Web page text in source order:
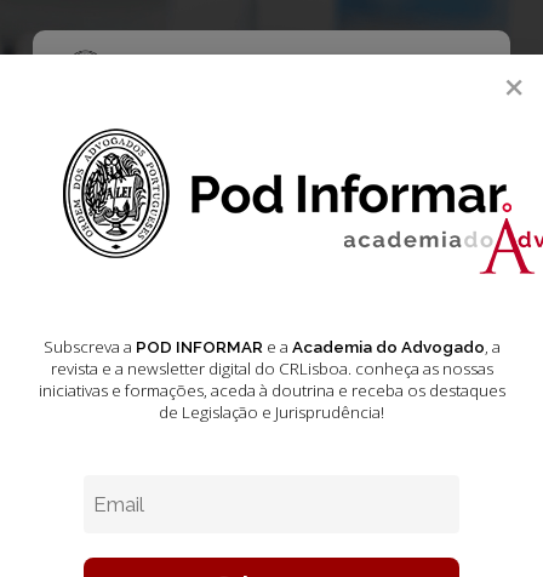
main
Menu
Diário da
República
carácter autêntico e não prescinde a consulta das versões oficiais
destes e de outros textos legais.
×
Subscreva a POD INFORMARe a Academia do Advogado, a
revista e a newsletter digital do CRLisboa. conheça as nossas
iniciativas e formações, aceda à doutrina e receba os destaques
de Legislação e Jurisprudência!